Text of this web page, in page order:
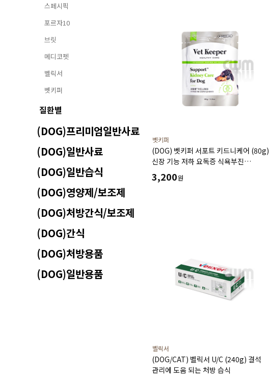
스페시픽
포르자10
브릿
메디코펫
벨릭서
벳키퍼
질환별
(DOG)프리미엄일반사료
(DOG)일반사료
(DOG)일반습식
(DOG)영양제/보조제
(DOG)처방간식/보조제
(DOG)간식
(DOG)처방용품
(DOG)일반용품
벳키퍼
(DOG) 벳키퍼 서포트 키드니케어 (80g)
신장 기능 저하 요독증 식욕부진
투약스트레스 음수량관리 처방식
3,200원
벨릭서
(DOG/CAT) 벨릭서 U/C (240g) 결석
관리에 도움 되는 처방 습식